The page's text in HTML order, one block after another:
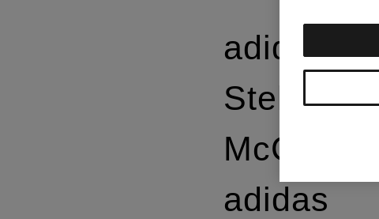
adidas by
Stella
McCartney
adidas